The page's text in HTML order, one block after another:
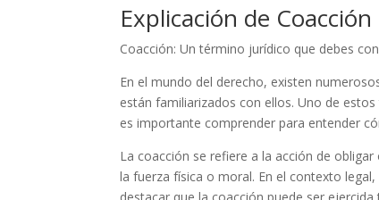
Explicación de Coacción
Coacción: Un término jurídico que debes
En el mundo del derecho, existen
están familiarizados con ellos. Uno de
es importante comprender para entender
La coacción se refiere a la acción de
la fuerza física o moral. En el contexto
destacar que la coacción puede ser